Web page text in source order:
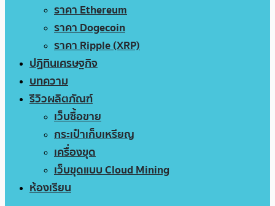
ราคา Ethereum
ราคา Dogecoin
ราคา Ripple (XRP)
ปฏิทินเศรษฐกิจ
บทความ
รีวิวผลิตภัณฑ์
เว็บซื้อขาย
กระเป๋าเก็บเหรียญ
เครื่องขุด
เว็บขุดแบบ Cloud Mining
ห้องเรียน